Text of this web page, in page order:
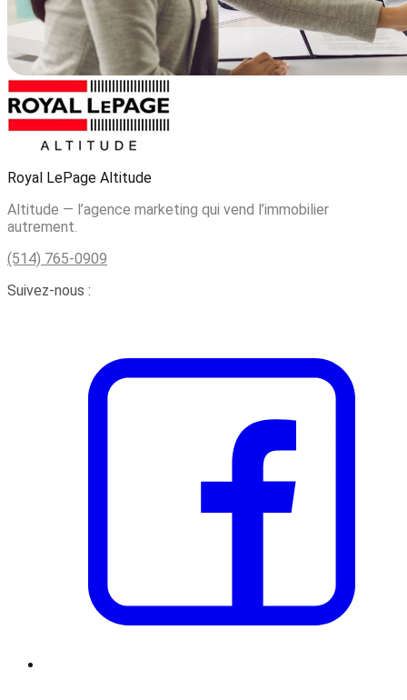
Royal LePage Altitude
Altitude — l’agence marketing qui vend l’immobilier
autrement.
(514) 765-0909
Suivez-nous :